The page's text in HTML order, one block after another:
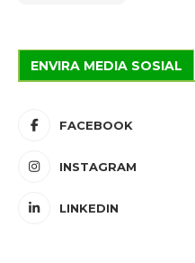
ENVIRA MEDIA SOSIAL
FACEBOOK
INSTAGRAM
LINKEDIN